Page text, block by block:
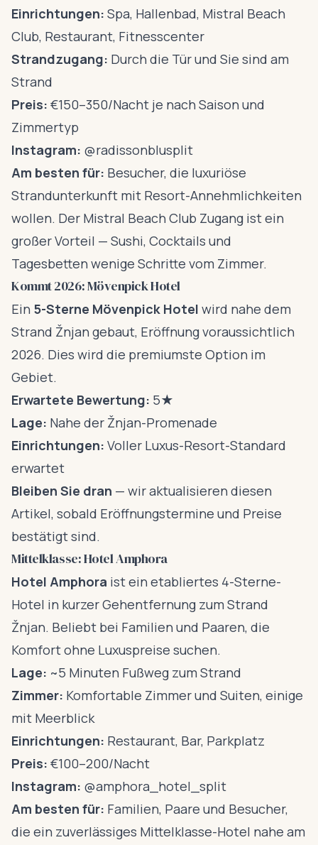
Einrichtungen: Spa, Hallenbad, Mistral Beach
Club, Restaurant, Fitnesscenter
Strandzugang: Durch die Tür und Sie sind am
Strand
Preis: €150–350/Nacht je nach Saison und
Zimmertyp
Instagram: @radissonblusplit
Am besten für: Besucher, die luxuriöse
Strandunterkunft mit Resort-Annehmlichkeiten
wollen. Der Mistral Beach Club Zugang ist ein
großer Vorteil — Sushi, Cocktails und
Tagesbetten wenige Schritte vom Zimmer.
Kommt 2026: Mövenpick Hotel
Ein 5-Sterne Mövenpick Hotel wird nahe dem
Strand Žnjan gebaut, Eröffnung voraussichtlich
2026. Dies wird die premiumste Option im
Gebiet.
Erwartete Bewertung: 5★
Lage: Nahe der Žnjan-Promenade
Einrichtungen: Voller Luxus-Resort-Standard
erwartet
Bleiben Sie dran — wir aktualisieren diesen
Artikel, sobald Eröffnungstermine und Preise
bestätigt sind.
Mittelklasse: Hotel Amphora
Hotel Amphora ist ein etabliertes 4-Sterne-
Hotel in kurzer Gehentfernung zum Strand
Žnjan. Beliebt bei Familien und Paaren, die
Komfort ohne Luxuspreise suchen.
Lage: ~5 Minuten Fußweg zum Strand
Zimmer: Komfortable Zimmer und Suiten, einige
mit Meerblick
Einrichtungen: Restaurant, Bar, Parkplatz
Preis: €100–200/Nacht
Instagram: @amphora_hotel_split
Am besten für: Familien, Paare und Besucher,
die ein zuverlässiges Mittelklasse-Hotel nahe am